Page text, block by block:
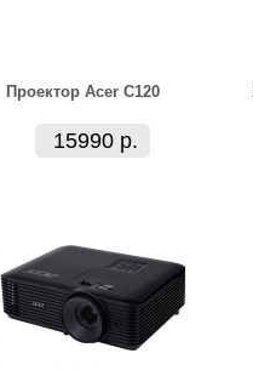
Проектор Acer С120
15990 р.